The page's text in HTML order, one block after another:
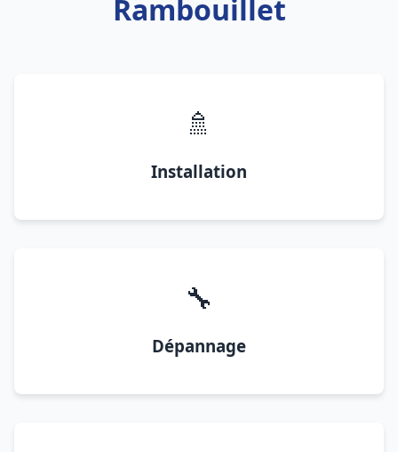
Rambouillet
🚿
Installation
🔧
Dépannage